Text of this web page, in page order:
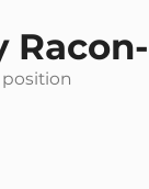
position